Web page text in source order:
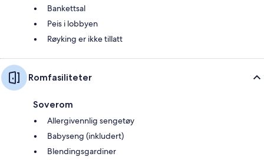
Bankettsal
Peis i lobbyen
Røyking er ikke tillatt
Romfasiliteter
Soverom
Allergivennlig sengetøy
Babyseng (inkludert)
Blendingsgardiner